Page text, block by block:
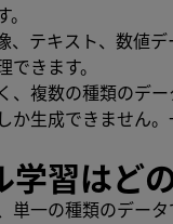
、テキスト、数値
きます。
、複数の種類のデ
か生成できません
学習はど
単一の種類のデー